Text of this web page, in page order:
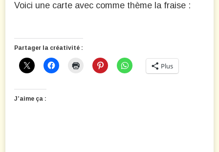
Voici une carte avec comme thème la fraise :
Partager la créativité :
Plus
J’aime ça :